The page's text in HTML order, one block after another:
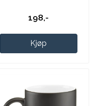
198,-
Kjøp